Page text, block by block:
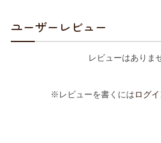
ユーザーレビュー
レビューはありま
※レビューを書くにはログ